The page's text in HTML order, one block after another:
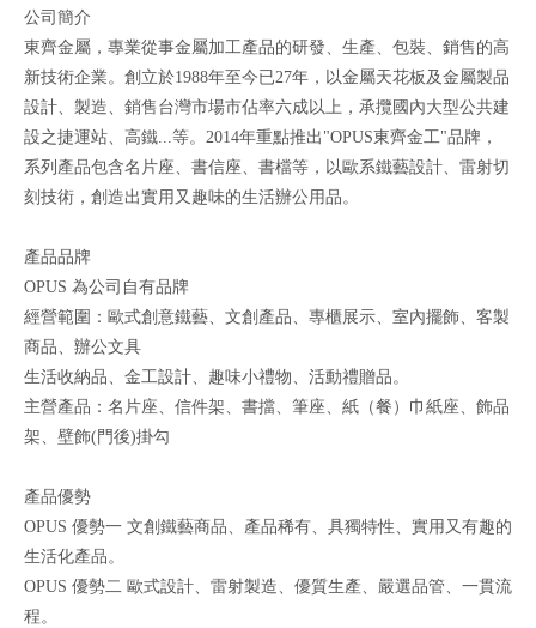
公司簡介
東齊金屬，專業從事金屬加工產品的研發、生產、包裝、銷售的高
新技術企業。創立於1988年至今已27年，以金屬天花板及金屬製品
設計、製造、銷售台灣市場市佔率六成以上，承攬國內大型公共建
設之捷運站、高鐵...等。2014年重點推出"OPUS東齊金工"品牌，
系列產品包含名片座、書信座、書檔等，以歐系鐵藝設計、雷射切
刻技術，創造出實用又趣味的生活辦公用品。
產品品牌
OPUS 為公司自有品牌
經營範圍：歐式創意鐵藝、文創產品、專櫃展示、室內擺飾、客製
商品、辦公文具
生活收納品、金工設計、趣味小禮物、活動禮贈品。
主營產品：名片座、信件架、書擋、筆座、紙（餐）巾紙座、飾品
架、壁飾(門後)掛勾
產品優勢
OPUS 優勢一 文創鐵藝商品、產品稀有、具獨特性、實用又有趣的
生活化產品。
OPUS 優勢二 歐式設計、雷射製造、優質生產、嚴選品管、一貫流
程。